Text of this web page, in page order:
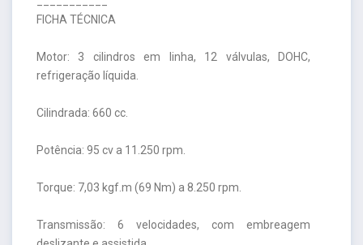
FICHA TÉCNICA
Motor: 3 cilindros em linha, 12 válvulas, DOHC,
refrigeração líquida.
Cilindrada: 660 cc.
Potência: 95 cv a 11.250 rpm.
Torque: 7,03 kgf.m (69 Nm) a 8.250 rpm.
Transmissão: 6 velocidades, com embreagem